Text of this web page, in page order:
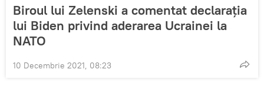
Biroul lui Zelenski a comentat declarația
lui Biden privind aderarea Ucrainei la
NATO
10 Decembrie 2021, 08:23